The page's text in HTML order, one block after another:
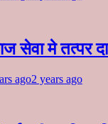
सेवा मे तत्पर
ago2 years ago